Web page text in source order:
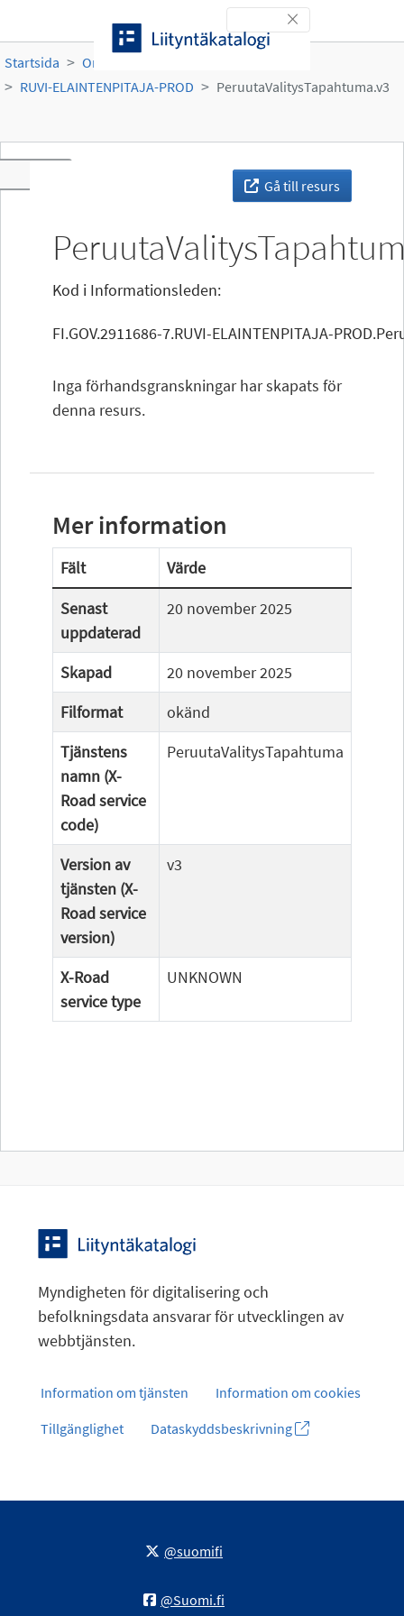
Toggle navigation
Startsida Organisationer
RUVI-ELAINTENPITAJA-PROD
PeruutaValitysTapahtuma.v3
Gå till resurs
Kod i Informationsleden:
FI.GOV.2911686-7.RUVI-ELAINTENPITAJA-
Inga förhandsgranskningar har skapats för
denna resurs.
Mer information
Fält
Värde
Senast
uppdaterad
20 november 2025
Skapad
20 november 2025
Filformat
okänd
Tjänstens
namn (X-
Road service
code)
PeruutaValitysTapahtuma
Version av
tjänsten (X-
Road service
version)
v3
X-Road
service type
UNKNOWN
Myndigheten för digitalisering och
befolkningsdata ansvarar för utvecklingen av
webbtjänsten.
Information om tjänsten
Information om cookies
Tillgänglighet
Dataskyddsbeskrivning
@suomifi
@Suomi.fi